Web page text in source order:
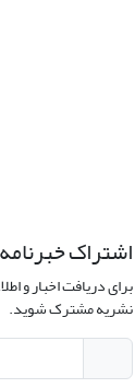
اشتراک خبرنامه
برای دریافت اخبار و
نشریه مشترک شوید.